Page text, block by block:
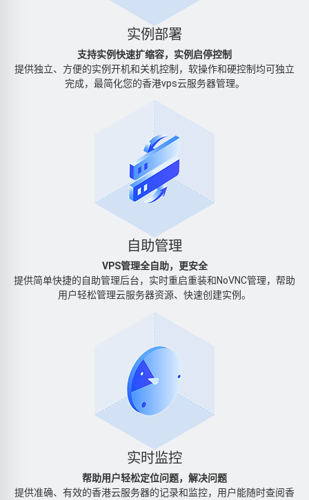
实例部署
支持实例快速扩缩容，实例启停控制
提供独立、方便的实例开机和关机控制，软操作和硬控制均可独立
完成，最简化您的香港vps云服务器管理。
自助管理
VPS管理全自助，更安全
提供简单快捷的自助管理后台，实时重启重装和NoVNC管理，帮助
用户轻松管理云服务器资源、快速创建实例。
实时监控
帮助用户轻松定位问题，解决问题
提供准确、有效的香港云服务器的记录和监控，用户能随时查阅香